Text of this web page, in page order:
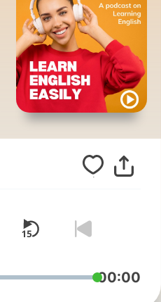
00:00